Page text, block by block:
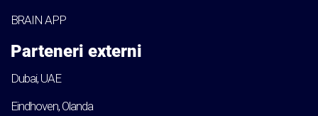
BRAIN APP
Parteneri externi
Dubai, UAE
Eindhoven, Olanda